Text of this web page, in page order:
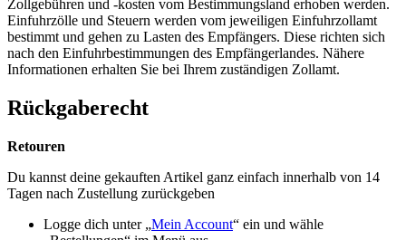
Zollgebühren und -kosten vom Bestimmungsland erhoben werden.
Einfuhrzölle und Steuern werden vom jeweiligen Einfuhrzollamt
bestimmt und gehen zu Lasten des Empfängers. Diese richten sich
nach den Einfuhrbestimmungen des Empfängerlandes. Nähere
Informationen erhalten Sie bei Ihrem zuständigen Zollamt.
Rückgaberecht
Retouren
Du kannst deine gekauften Artikel ganz einfach innerhalb von 14
Tagen nach Zustellung zurückgeben
Logge dich unter „Mein Account“ ein und wähle